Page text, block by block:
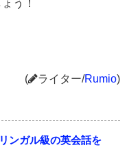
う！
( ライター/Rumio)
ンガル級の英会話を